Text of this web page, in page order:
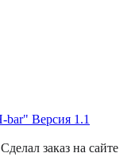
Версия 1.1
заказ на сайте